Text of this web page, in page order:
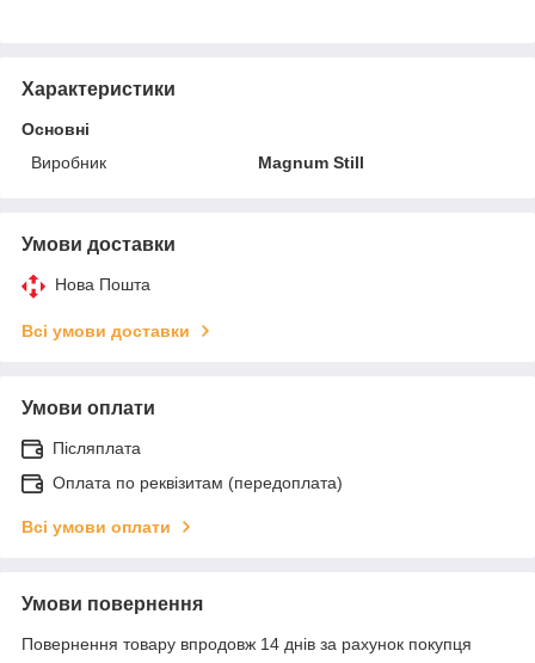
Характеристики
Основні
Виробник
Magnum Still
Умови доставки
Нова Пошта
Всі умови доставки
Умови оплати
Післяплата
Оплата по реквізитам (передоплата)
Всі умови оплати
Умови повернення
Повернення товару впродовж 14 днів за рахунок покупця